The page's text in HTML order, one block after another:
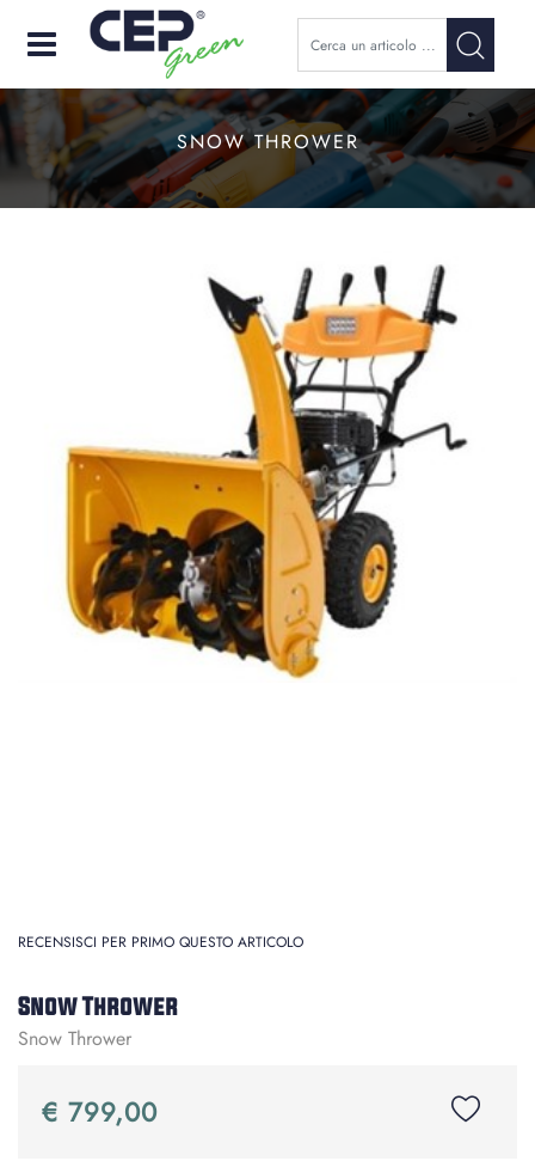
Open
SNOW THROWER
RECENSISCI PER PRIMO QUESTO ARTICOLO
Snow Thrower
Snow Thrower
€ 799,00